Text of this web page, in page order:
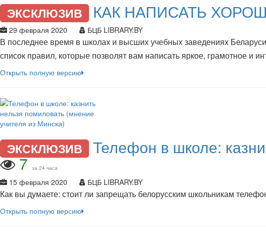
ЭКСКЛЮЗИВ КАК НАПИСАТЬ
29 февраля 2020 БЦБ LIBRARY.BY
В последнее время в школах и высших учебных заведениях
список правил, которые позволят вам написать яркое, грамотное и
Открыть полную версию
ЭКСКЛЮЗИВ Телефон в школе:
7 за 24 часа
15 февраля 2020 БЦБ LIBRARY.BY
Как вы думаете: стоит ли запрещать белорусским школьникам
Открыть полную версию